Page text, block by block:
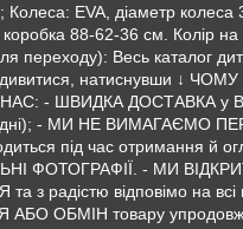
Колеса: EVA, діаметр колеса
88-62-36 см. Колір на
переходу): Весь каталог
натиснувши ↓
- ШВИДКА ДОСТАВКА у
- МИ НЕ ВИМАГАЄМО
під час отримання й
ФОТОГРАФІЇ. - МИ
з радістю відповімо на
ОБМІН товару упродовж